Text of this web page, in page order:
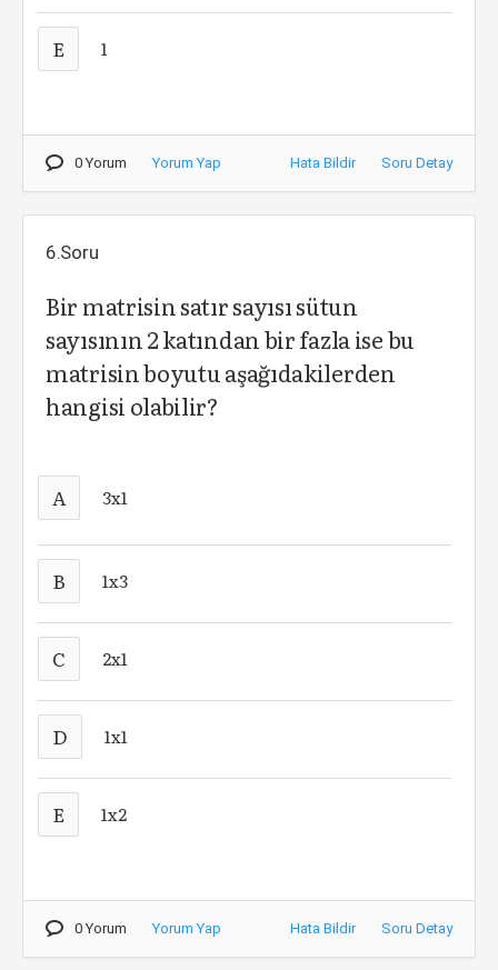
E 1
0 Yorum Yorum Yap Hata Bildir Soru Detay
6.Soru
Bir matrisin satır sayısı sütun
sayısının 2 katından bir fazla ise bu
matrisin boyutu aşağıdakilerden
hangisi olabilir?
A 3x1
B 1x3
C 2x1
D 1x1
E 1x2
0 Yorum Yorum Yap Hata Bildir Soru Detay